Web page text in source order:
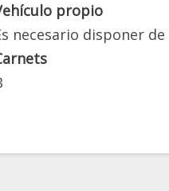
propio
necesario disponer